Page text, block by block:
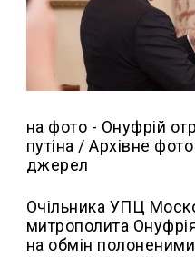
на фото - Онуфрій
путіна / Архівне
джерел
Очільника УПЦ
митрополита
на обмін